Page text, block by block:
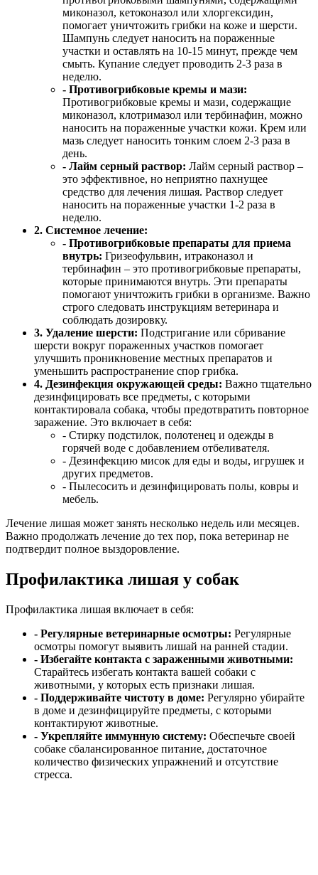
миконазол, кетоконазол или хлоргексидин,
помогает уничтожить грибки на коже и шерсти.
Шампунь следует наносить на пораженные
участки и оставлять на 10-15 минут, прежде чем
смыть. Купание следует проводить 2-3 раза в
неделю.
- Противогрибковые кремы и мази:
Противогрибковые кремы и мази, содержащие
миконазол, клотримазол или тербинафин, можно
наносить на пораженные участки кожи. Крем или
мазь следует наносить тонким слоем 2-3 раза в
день.
- Лайм серный раствор: Лайм серный раствор –
это эффективное, но неприятно пахнущее
средство для лечения лишая. Раствор следует
наносить на пораженные участки 1-2 раза в
неделю.
2. Системное лечение:
- Противогрибковые препараты для приема
внутрь: Гризеофульвин, итраконазол и
тербинафин – это противогрибковые препараты,
которые принимаются внутрь. Эти препараты
помогают уничтожить грибки в организме. Важно
строго следовать инструкциям ветеринара и
соблюдать дозировку.
3. Удаление шерсти: Подстригание или сбривание
шерсти вокруг пораженных участков помогает
улучшить проникновение местных препаратов и
уменьшить распространение спор грибка.
4. Дезинфекция окружающей среды: Важно тщательно
дезинфицировать все предметы, с которыми
контактировала собака, чтобы предотвратить повторное
заражение. Это включает в себя:
- Стирку подстилок, полотенец и одежды в
горячей воде с добавлением отбеливателя.
- Дезинфекцию мисок для еды и воды, игрушек и
других предметов.
- Пылесосить и дезинфицировать полы, ковры и
мебель.
Лечение лишая может занять несколько недель или месяцев.
Важно продолжать лечение до тех пор, пока ветеринар не
подтвердит полное выздоровление.
Профилактика лишая у собак
Профилактика лишая включает в себя:
- Регулярные ветеринарные осмотры: Регулярные
осмотры помогут выявить лишай на ранней стадии.
- Избегайте контакта с зараженными животными:
Старайтесь избегать контакта вашей собаки с
животными, у которых есть признаки лишая.
- Поддерживайте чистоту в доме: Регулярно убирайте
в доме и дезинфицируйте предметы, с которыми
контактируют животные.
- Укрепляйте иммунную систему: Обеспечьте своей
собаке сбалансированное питание, достаточное
количество физических упражнений и отсутствие
стресса.